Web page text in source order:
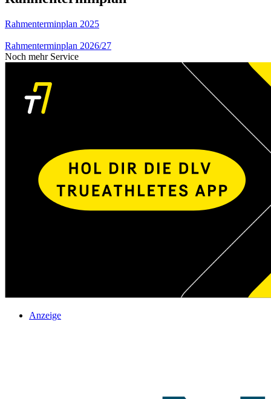
Rahmenterminplan 2025
Rahmenterminplan 2026/27
Noch mehr Service
Anzeige